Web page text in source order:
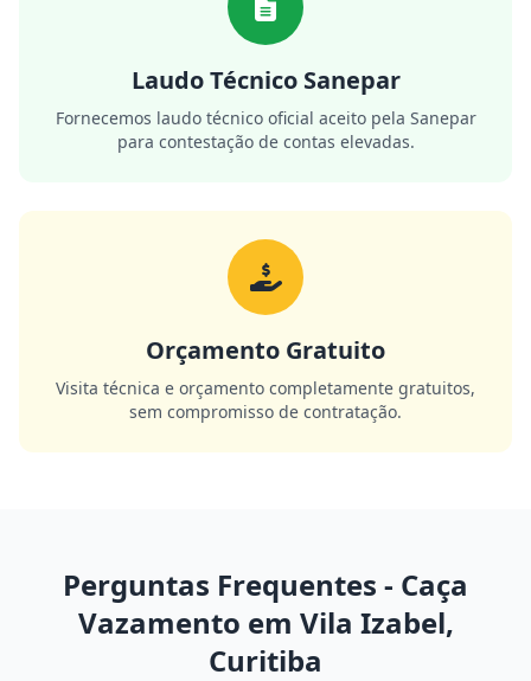
Laudo Técnico Sanepar
Fornecemos laudo técnico oficial aceito pela Sanepar
para contestação de contas elevadas.
Orçamento Gratuito
Visita técnica e orçamento completamente gratuitos,
sem compromisso de contratação.
Perguntas Frequentes - Caça
Vazamento em Vila Izabel,
Curitiba